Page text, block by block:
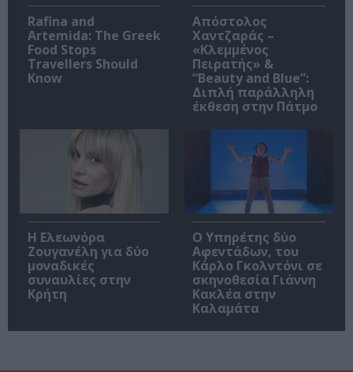
Rafina and
Artemida: The Greek
Food Stops
Travellers Should
Know
Απόστολος
Χαντζαράς –
«Κλεμμένος
Πειρατής» &
“Beauty and Blue”:
Διπλή παράλληλη
έκθεση στην Πάτμο
Η Ελεωνόρα
Ζουγανέλη για δύο
μοναδικές
συναυλίες στην
Κρήτη
Ο Υπηρέτης δύο
Αφεντάδων, του
Κάρλο Γκολντόνι σε
σκηνοθεσία Γιάννη
Κακλέα στην
Καλαμάτα